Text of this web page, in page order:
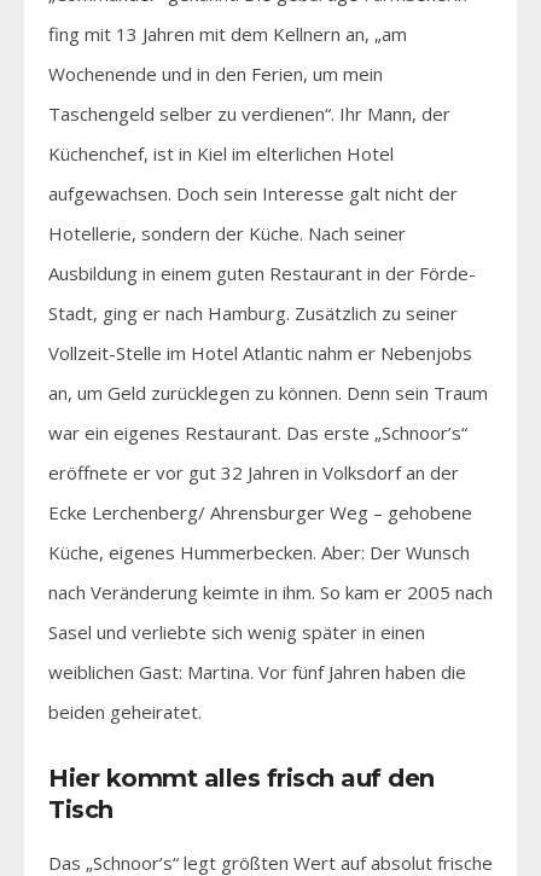
fing mit 13 Jahren mit dem Kellnern an, „am
Wochenende und in den Ferien, um mein
Taschengeld selber zu verdienen“. Ihr Mann, der
Küchenchef, ist in Kiel im elterlichen Hotel
aufgewachsen. Doch sein Interesse galt nicht der
Hotellerie, sondern der Küche. Nach seiner
Ausbildung in einem guten Restaurant in der Förde-
Stadt, ging er nach Hamburg. Zusätzlich zu seiner
Vollzeit-Stelle im Hotel Atlantic nahm er Nebenjobs
an, um Geld zurücklegen zu können. Denn sein Traum
war ein eigenes Restaurant. Das erste „Schnoor’s“
eröffnete er vor gut 32 Jahren in Volksdorf an der
Ecke Lerchenberg/ Ahrensburger Weg – gehobene
Küche, eigenes Hummerbecken. Aber: Der Wunsch
nach Veränderung keimte in ihm. So kam er 2005 nach
Sasel und verliebte sich wenig später in einen
weiblichen Gast: Martina. Vor fünf Jahren haben die
beiden geheiratet.
Hier kommt alles frisch auf den
Tisch
Das „Schnoor’s“ legt größten Wert auf absolut frische